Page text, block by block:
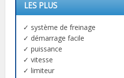
LES PLUS
✓ système de freinage
✓ démarrage facile
✓ puissance
✓ vitesse
✓ limiteur